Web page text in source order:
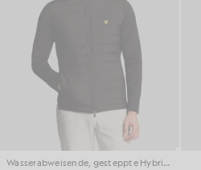
Wasserabweisende, gesteppte Hybridjacke